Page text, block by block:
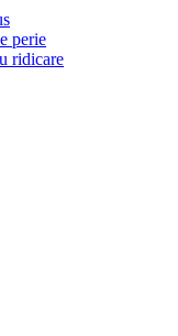
perie
ridicare